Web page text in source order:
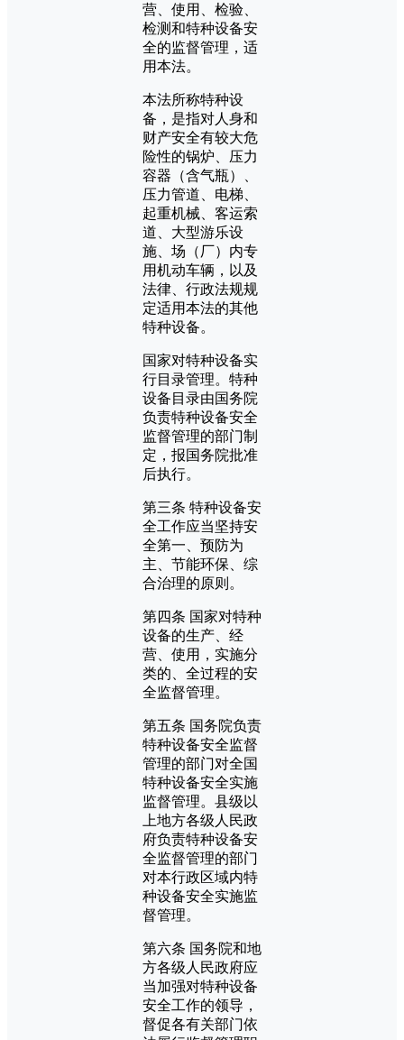
营、使用、检验、
检测和特种设备安
全的监督管理，适
用本法。
本法所称特种设
备，是指对人身和
财产安全有较大危
险性的锅炉、压力
容器（含气瓶）、
压力管道、电梯、
起重机械、客运索
道、大型游乐设
施、场（厂）内专
用机动车辆，以及
法律、行政法规规
定适用本法的其他
特种设备。
国家对特种设备实
行目录管理。特种
设备目录由国务院
负责特种设备安全
监督管理的部门制
定，报国务院批准
后执行。
第三条 特种设备安
全工作应当坚持安
全第一、预防为
主、节能环保、综
合治理的原则。
第四条 国家对特种
设备的生产、经
营、使用，实施分
类的、全过程的安
全监督管理。
第五条 国务院负责
特种设备安全监督
管理的部门对全国
特种设备安全实施
监督管理。县级以
上地方各级人民政
府负责特种设备安
全监督管理的部门
对本行政区域内特
种设备安全实施监
督管理。
第六条 国务院和地
方各级人民政府应
当加强对特种设备
安全工作的领导，
督促各有关部门依